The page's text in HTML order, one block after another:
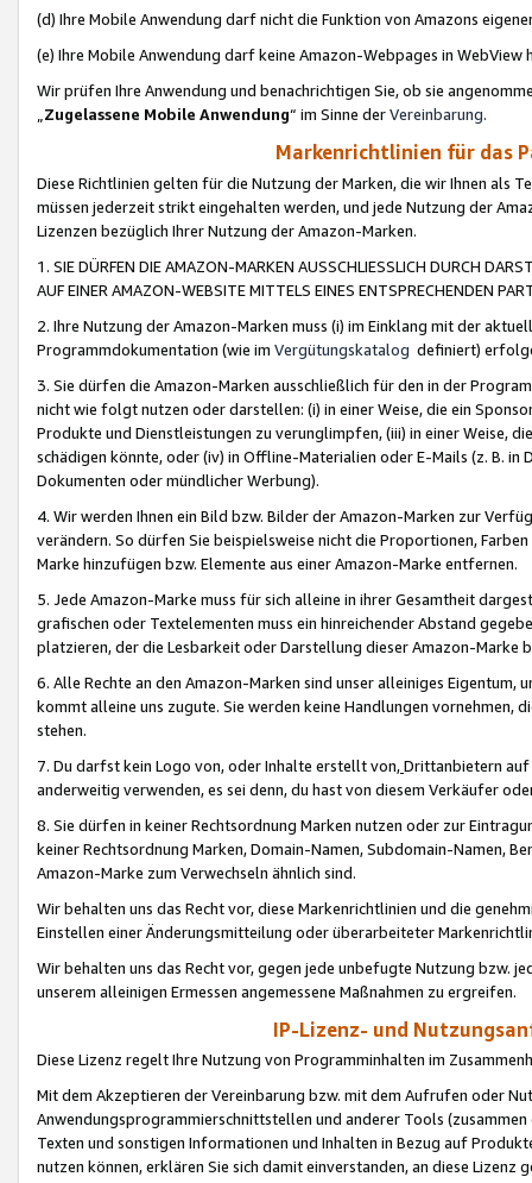
(d) Ihre Mobile Anwendung darf nicht die Funktion von Amazons
(e) Ihre Mobile Anwendung darf keine Amazon-Webpages in WebView
Wir prüfen Ihre Anwendung und benachrichtigen Sie, ob sie
„Zugelassene Mobile Anwendung“ im Sinne derVereinbarung.
Markenrichtlinien für das
Diese Richtlinien gelten für die Nutzung der Marken, die wir Ihnen als
müssen jederzeit strikt eingehalten werden, und jede Nutzung der
Lizenzen bezüglich Ihrer Nutzung der Amazon-Marken.
1. SIE DÜRFEN DIE AMAZON-MARKEN AUSSCHLIESSLICH DURCH
AUF EINER AMAZON-WEBSITE MITTELS EINES ENTSPRECHENDEN
2. Ihre Nutzung der Amazon-Marken muss (i) im Einklang mit der
Programmdokumentation (wie im Vergütungskatalog definiert)
3. Sie dürfen die Amazon-Marken ausschließlich für den in der
nicht wie folgt nutzen oder darstellen: (i) in einer Weise, die ein
Produkte und Dienstleistungen zu verunglimpfen, (iii) in einer Weise,
schädigen könnte, oder (iv) in Offline-Materialien oder E-Mails (z. B. in
Dokumenten oder mündlicher Werbung).
4. Wir werden Ihnen ein Bild bzw. Bilder der Amazon-Marken zur
verändern. So dürfen Sie beispielsweise nicht die Proportionen,
Marke hinzufügen bzw. Elemente aus einer Amazon-Marke entfernen.
5. Jede Amazon-Marke muss für sich alleine in ihrer Gesamtheit
grafischen oder Textelementen muss ein hinreichender Abstand
platzieren, der die Lesbarkeit oder Darstellung dieser Amazon-Marke
6. Alle Rechte an den Amazon-Marken sind unser alleiniges
kommt alleine uns zugute. Sie werden keine Handlungen vornehmen,
stehen.
7. Du darfst kein Logo von, oder Inhalte erstellt von,Drittanbietern auf
anderweitig verwenden, es sei denn, du hast von diesem Verkäufer
8. Sie dürfen in keiner Rechtsordnung Marken nutzen oder zur
keiner Rechtsordnung Marken, Domain-Namen, Subdomain-Namen,
Amazon-Marke zum Verwechseln ähnlich sind.
Wir behalten uns das Recht vor, diese Markenrichtlinien und die
Einstellen einer Änderungsmitteilung oder überarbeiteter
Wir behalten uns das Recht vor, gegen jede unbefugte Nutzung bzw.
unserem alleinigen Ermessen angemessene Maßnahmen zu ergreifen.
IP-Lizenz- und
Diese Lizenz regelt Ihre Nutzung von Programminhalten im
Mit dem Akzeptieren der Vereinbarung bzw. mit dem Aufrufen oder
Anwendungsprogrammierschnittstellen und anderer Tools (zusammen
Texten und sonstigen Informationen und Inhalten in Bezug auf
nutzen können, erklären Sie sich damit einverstanden, an diese Lizenz